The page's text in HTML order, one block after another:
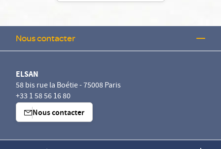
Nous contacter
ELSAN
58 bis rue la Boétie - 75008 Paris
+33 1 58 56 16 80
Nous contacter